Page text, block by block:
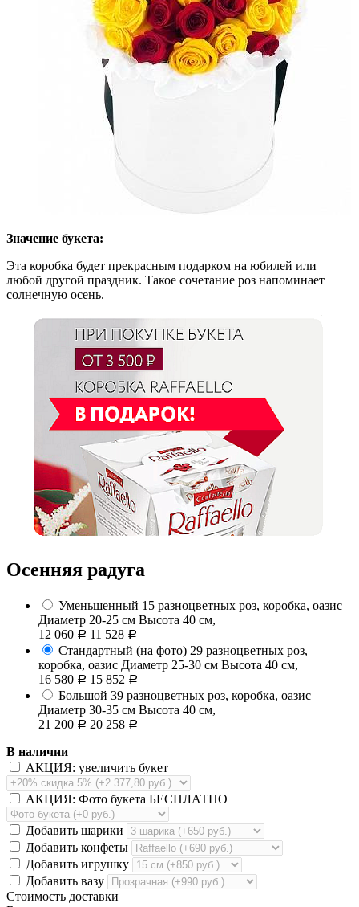
Значение букета:
Эта коробка будет прекрасным подарком на юбилей или
любой другой праздник. Такое сочетание роз напоминает
солнечную осень.
Осенняя радуга
Уменьшенный 15 разноцветных роз, коробка, оазис
Диаметр 20-25 см Высота 40 см,
12 060 Р 11 528 Р
Стандартный (на фото) 29 разноцветных роз,
коробка, оазис Диаметр 25-30 см Высота 40 см,
16 580 Р 15 852 Р
Большой 39 разноцветных роз, коробка, оазис
Диаметр 30-35 см Высота 40 см,
21 200 Р 20 258 Р
В наличии
АКЦИЯ: увеличить букет
АКЦИЯ: Фото букета БЕСПЛАТНО
Добавить шарики
Добавить конфеты
Добавить игрушку
Добавить вазу
Стоимость доставки